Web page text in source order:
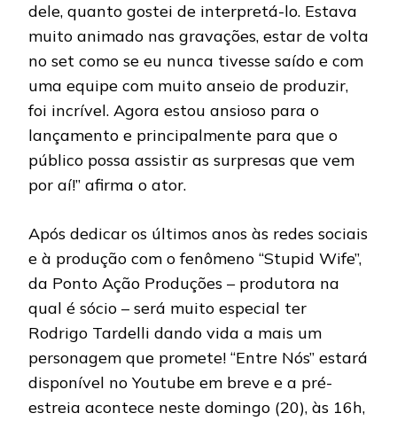
dele, quanto gostei de interpretá-lo. Estava
muito animado nas gravações, estar de volta
no set como se eu nunca tivesse saído e com
uma equipe com muito anseio de produzir,
foi incrível. Agora estou ansioso para o
lançamento e principalmente para que o
público possa assistir as surpresas que vem
por aí!” afirma o ator.
Após dedicar os últimos anos às redes sociais
e à produção com o fenômeno “Stupid Wife”,
da Ponto Ação Produções – produtora na
qual é sócio – será muito especial ter
Rodrigo Tardelli dando vida a mais um
personagem que promete! “Entre Nós” estará
disponível no Youtube em breve e a pré-
estreia acontece neste domingo (20), às 16h,